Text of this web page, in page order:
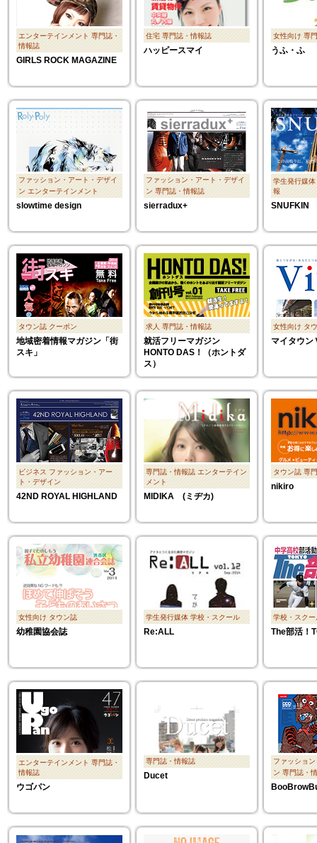
エンターテインメント 専門誌・
情報誌
GIRLS ROCK MAGAZINE
住宅 専門誌・情報誌
ハッピースマイ
女性向け 専
うふ・ふ
ファッション・アート・デザイ
ン エンターテインメント
slowtime design
ファッション・アート・デザイ
ン 専門誌・情報誌
sierradux+
学生発行媒体
報
SNUFKIN
タウン誌 クーポン
地域密着情報マガジン「街
スキ」
求人 専門誌・情報誌
就活フリーマガジン
HONTO DAS！（ホントダ
ス）
女性向け タ
マイタウン
ビジネス ファッション・アー
ト・デザイン
42ND ROYAL HIGHLAND
専門誌・情報誌 エンターテイン
メント
MIDIKA (ミヂカ)
タウン誌 専
nikiro
女性向け タウン誌
幼稚園協会誌
学生発行媒体 学校・スクール
Re:ALL
学校・スクー
The部活！
エンターテインメント 専門誌・
情報誌
ウゴパン
専門誌・情報誌
Ducet
ファッショ
ン 専門誌・